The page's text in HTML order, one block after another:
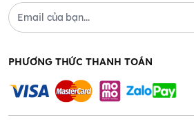
PHƯƠNG THỨC THANH TOÁN